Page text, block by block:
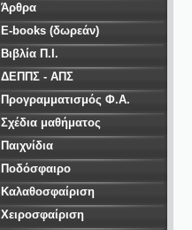
Άρθρα
E-books (δωρεάν)
Βιβλία Π.Ι.
ΔΕΠΠΣ - ΑΠΣ
Προγραμματισμός Φ.Α.
Σχέδια μαθήματος
Παιχνίδια
Ποδόσφαιρο
Καλαθοσφαίριση
Χειροσφαίριση